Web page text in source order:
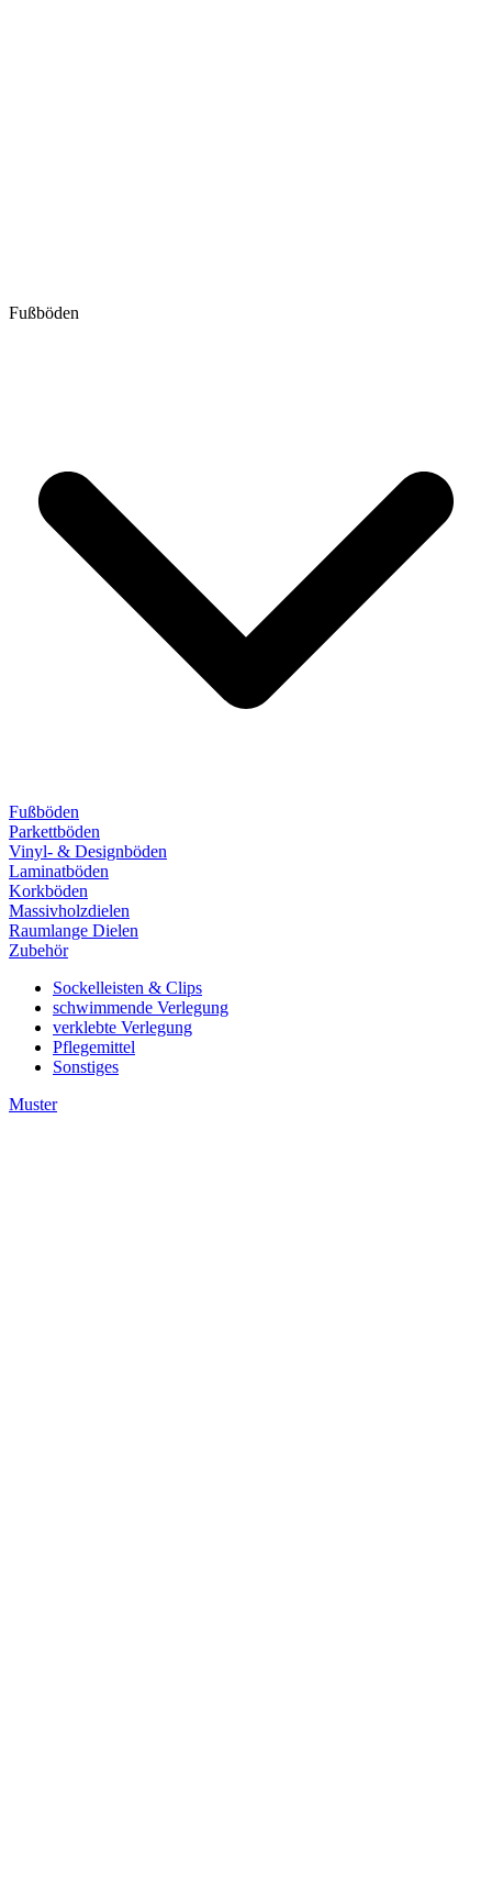
Fußböden
Fußböden
Parkettböden
Vinyl- & Designböden
Laminatböden
Korkböden
Massivholzdielen
Raumlange Dielen
Zubehör
Sockelleisten & Clips
schwimmende Verlegung
verklebte Verlegung
Pflegemittel
Sonstiges
Muster